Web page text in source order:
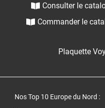
Consulter le
Commander le
Plaquette
Nos Top 10 Europe du Nord :